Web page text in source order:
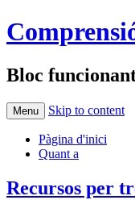
Bloc
Menu Skip to content
Pàgina d'inici
Quant a
Recursos per